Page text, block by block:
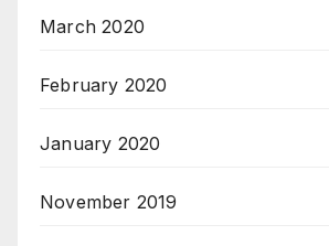
March 2020
February 2020
January 2020
November 2019